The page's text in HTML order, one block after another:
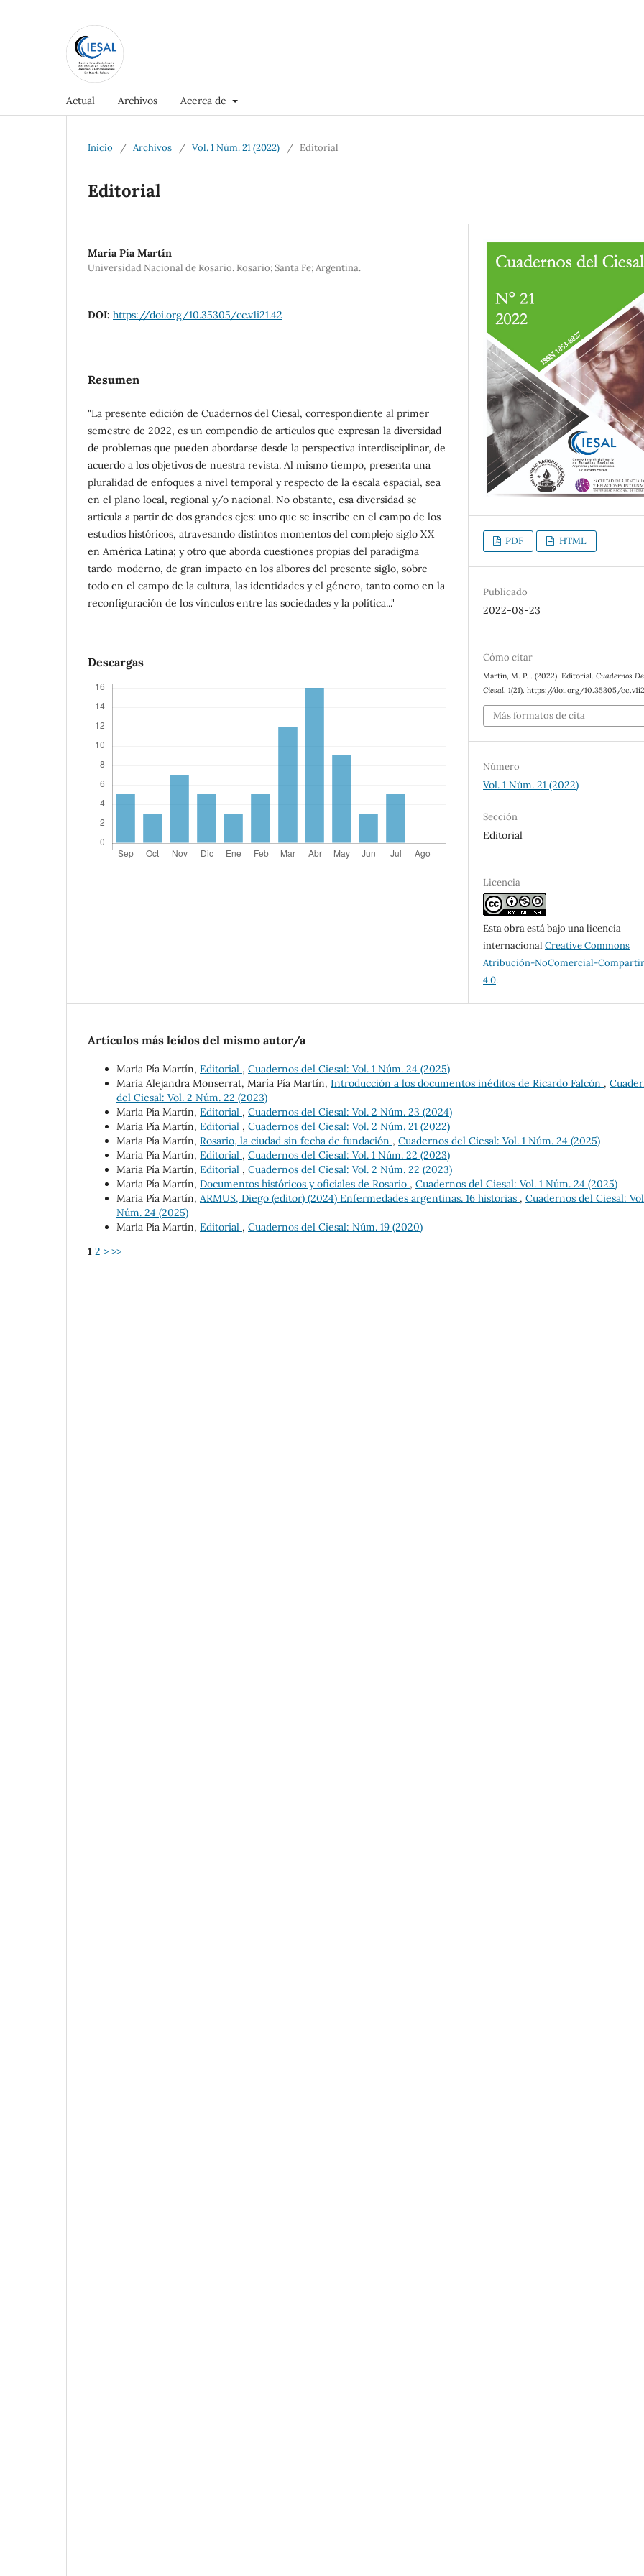
Actual Archivos Acerca de
Inicio / Archivos / Vol. 1 Núm. 21 (2022) / Editorial
Editorial
María Pía Martín
Universidad Nacional de Rosario. Rosario; Santa Fe; Argentina.
DOI: https://doi.org/10.35305/cc.v1i21.42
Resumen
"La presente edición de Cuadernos del Ciesal, correspondiente al primer
semestre de 2022, es un compendio de artículos que expresan la diversidad
de problemas que pueden abordarse desde la perspectiva interdisciplinar, de
acuerdo a los objetivos de nuestra revista. Al mismo tiempo, presenta una
pluralidad de enfoques a nivel temporal y respecto de la escala espacial, sea
en el plano local, regional y/o nacional. No obstante, esa diversidad se
articula a partir de dos grandes ejes: uno que se inscribe en el campo de los
estudios históricos, atravesando distintos momentos del complejo siglo XX
en América Latina; y otro que aborda cuestiones propias del paradigma
tardo-moderno, de gran impacto en los albores del presente siglo, sobre
todo en el campo de la cultura, las identidades y el género, tanto como en la
reconfiguración de los vínculos entre las sociedades y la política..."
Descargas
PDF HTML
Publicado
2022-08-23
Cómo citar
Martín, M. P. . (2022). Editorial.Cuadernos
Ciesal,1(21). https://doi.org/10.35305/
Más formatos de cita
Número
Vol. 1 Núm. 21 (2022)
Sección
Editorial
Licencia
Esta obra está bajo una licencia
internacionalCreative Commons
Atribución-NoComercial-
4.0.
Artículos más leídos del mismo autor/a
María Pía Martín, Editorial , Cuadernos del Ciesal: Vol. 1 Núm. 24 (2025)
María Alejandra Monserrat, María Pía Martín, Introducción a los documentos inéditos de Ricardo Falcón ,
del Ciesal: Vol. 2 Núm. 22 (2023)
María Pía Martín, Editorial , Cuadernos del Ciesal: Vol. 2 Núm. 23 (2024)
María Pía Martín, Editorial , Cuadernos del Ciesal: Vol. 2 Núm. 21 (2022)
María Pía Martín, Rosario, la ciudad sin fecha de fundación , Cuadernos del Ciesal: Vol. 1 Núm. 24 (2025)
María Pía Martín, Editorial , Cuadernos del Ciesal: Vol. 1 Núm. 22 (2023)
María Pía Martín, Editorial , Cuadernos del Ciesal: Vol. 2 Núm. 22 (2023)
María Pía Martín, Documentos históricos y oficiales de Rosario , Cuadernos del Ciesal: Vol. 1 Núm. 24 (2025)
María Pía Martín, ARMUS, Diego (editor) (2024) Enfermedades argentinas. 16 historias , Cuadernos del Ciesal:
Núm. 24 (2025)
María Pía Martín, Editorial , Cuadernos del Ciesal: Núm. 19 (2020)
1 2 > >>